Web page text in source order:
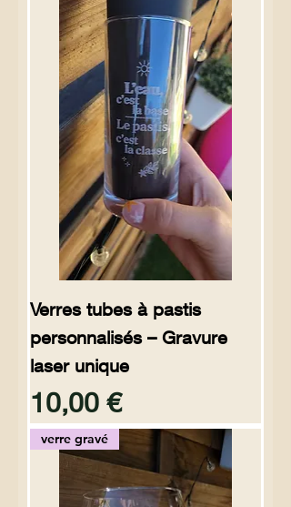
Verres tubes à pastis
personnalisés – Gravure
laser unique
Preço
10,00 €
verre gravé